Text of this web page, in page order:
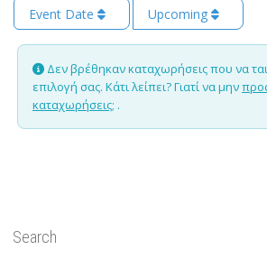
Event Date Upcoming
Δεν βρέθηκαν καταχωρήσεις που να
επιλογή σας. Κάτι λείπει? Γιατί να μην
καταχωρήσεις; .
Search